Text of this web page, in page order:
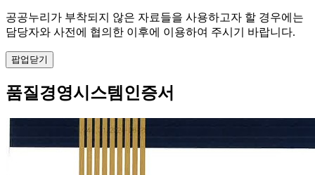
공공누리가 부착되지 않은 자료들을 사용하고자 할 경우에는
담당자와 사전에 협의한 이후에 이용하여 주시기 바랍니다.
팝업닫기
품질경영시스템인증서